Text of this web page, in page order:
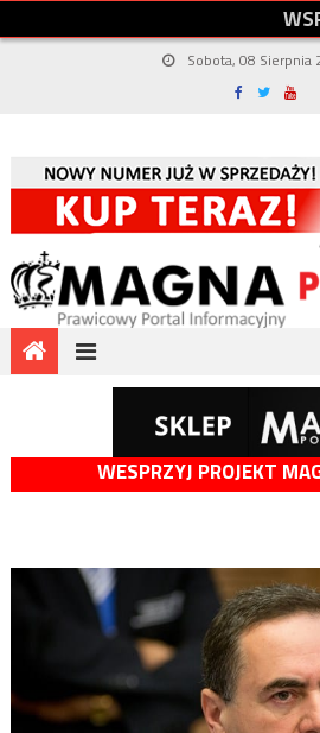
WS
Sobota, 08 Sierpnia
WESPRZYJ PROJEKT